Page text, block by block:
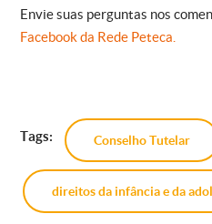
Envie suas perguntas nos
Facebook da Rede Peteca.
Tags: Conselho Tutelar
direitos da infância e da